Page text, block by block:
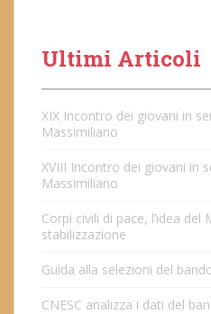
Ultimi Articoli
XIX Incontro dei giovani in
Massimiliano
XVIII Incontro dei giovani in
Massimiliano
Corpi civili di pace, l’idea
stabilizzazione
Guida alla selezioni del
CNESC analizza i dati del